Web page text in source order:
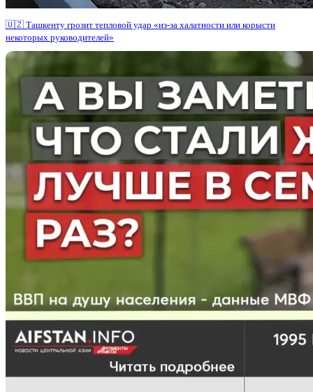
🇺🇿 Ташкенту грозит тепловой удар «из-за халатности или корысти
некоторых руководителей»